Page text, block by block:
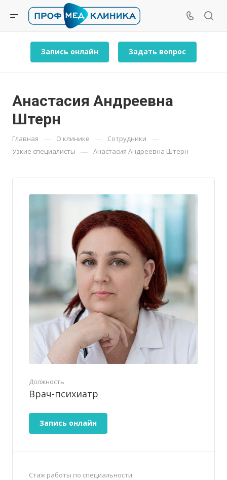
Запись онлайн Задать вопрос
Анастасия Андреевна
Штерн
Главная — О клинике — Сотрудники —
Узкие специалисты — Анастасия Андреевна Штерн
Должность
Врач-психиатр
Запись онлайн
Стаж работы по специальности